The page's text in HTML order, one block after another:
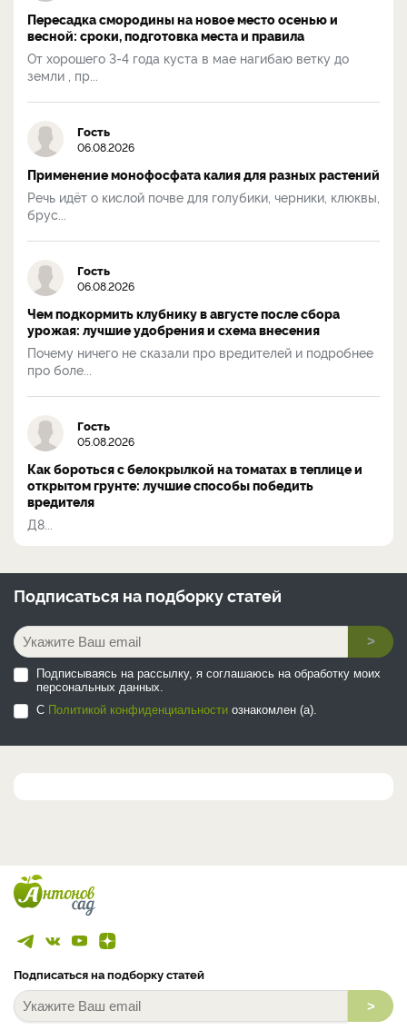
Пересадка смородины на новое место осенью и
весной: сроки, подготовка места и правила
От хорошего 3-4 года куста в мае нагибаю ветку до
земли , пр...
Гость
06.08.2026
Применение монофосфата калия для разных растений
Речь идёт о кислой почве для голубики, черники, клюквы,
брус...
Гость
06.08.2026
Чем подкормить клубнику в августе после сбора
урожая: лучшие удобрения и схема внесения
Почему ничего не сказали про вредителей и подробнее
про боле...
Гость
05.08.2026
Как бороться с белокрылкой на томатах в теплице и
открытом грунте: лучшие способы победить
вредителя
Д8...
Подписаться на подборку статей
>
Подписываясь на рассылку, я соглашаюсь на обработку моих
персональных данных.
С Политикой конфиденциальности ознакомлен (а).
Подписаться на подборку статей
>